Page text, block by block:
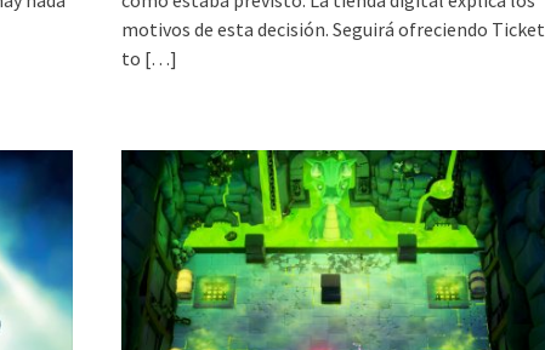
motivos de esta decisión. Seguirá ofreciendo Ticket
to […]